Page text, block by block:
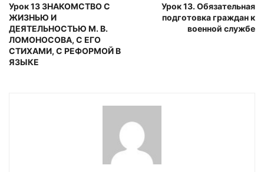
Урок 13 ЗНАКОМСТВО С
ЖИЗНЬЮ И
ДЕЯТЕЛЬНОСТЬЮ М. В.
ЛОМОНОСОВА, С ЕГО
СТИХАМИ, С РЕФОРМОЙ В
ЯЗЫКЕ
Урок 13. Обязательная
подготовка граждан к
военной службе